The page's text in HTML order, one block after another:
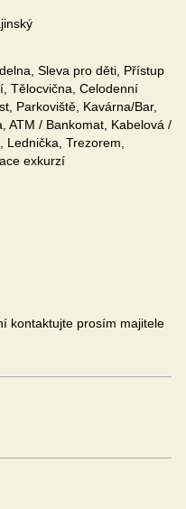
Sleva pro děti, Přístup
Tělocvična, Celodenní
Parkoviště, Kavárna/Bar,
ATM / Bankomat, Kabelová /
Trezorem,
exkurzí
kontaktujte prosím majitele